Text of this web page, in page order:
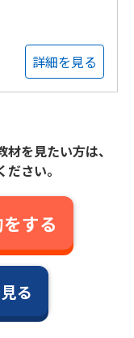
詳細を見る
を見たい方は、
さい。
する
る